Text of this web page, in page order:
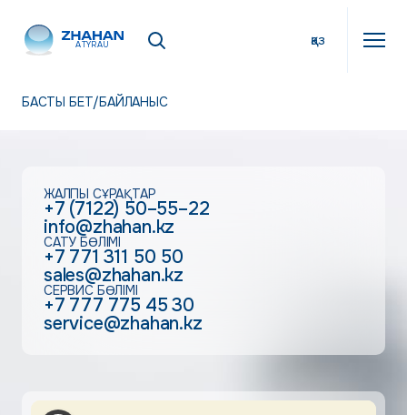
ATYRAU қаз
БАСТЫ БЕТ/БАЙЛАНЫС
ЖАЛПЫ СҰРАҚТАР
+7 (7122) 50–55–22
info@zhahan.kz
САТУ БӨЛІМІ
+7 771 311 50 50
sales@zhahan.kz
СЕРВИС БӨЛІМІ
+7 777 775 45 30
service@zhahan.kz